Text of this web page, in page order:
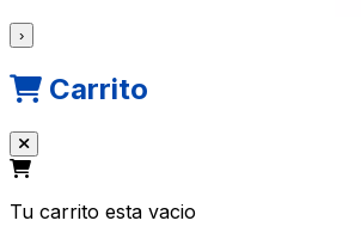
›
Carrito
Tu carrito esta vacio